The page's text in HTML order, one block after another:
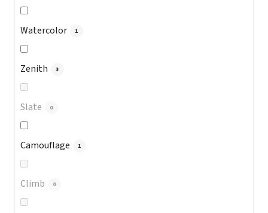
Watercolor 1
Zenith 3
Slate 0
Camouflage 1
Climb 0